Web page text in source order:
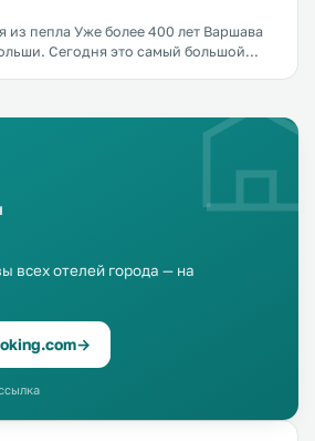
400 лет Варшава
Сегодня это самый большой
всех отелей города — на
→